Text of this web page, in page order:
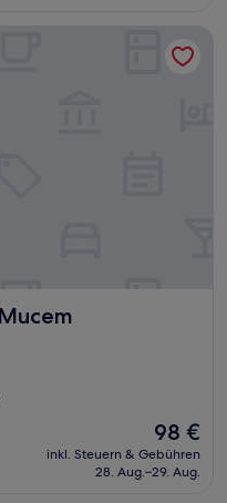
Der
Preis
beträgt
98 €
inkl. Steuern & Gebühren
28. Aug.–29. Aug.